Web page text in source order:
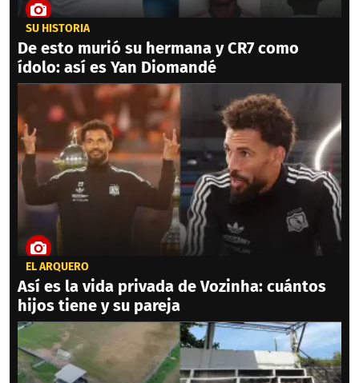
SU HISTORIA
De esto murió su hermana y CR7 como
ídolo: así es Yan Diomandé
EL ARQUERO
Así es la vida privada de Vozinha: cuántos
hijos tiene y su pareja